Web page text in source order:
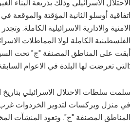
الاحتلال الاسرائيلي وذلك بذريعة
الامنية والادارية الاسرائيلية
أبقت على المناطق المصنفة "ج" تحت
التي تعرضت لها البلدة في الاعوام السابقة:
في منزل وبركسات لتدوير الخردوات غرب
المناطق المصنفة "ج". وتعود المنشآت